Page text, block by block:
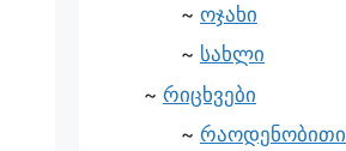
ოჯახი
სახლი
რიცხვები
რაოდენობითი